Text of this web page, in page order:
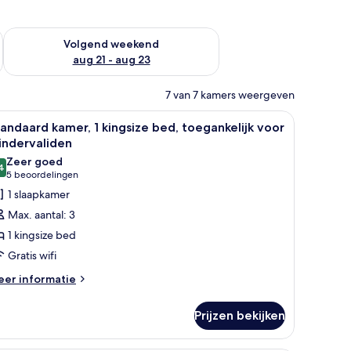
weekend aug 14 - aug 16
Volgend weekend
aug 21 - aug 23
De beschikbaarheid controleren voor volgend weekend aug
7 van 7 kamers weergeven
voorzien van een houten hoofdbord, witte beddengoed en rode kussens
Een hotelkamer met een groot bed, twee
4
kamer, 1 kingsize bed, toegankelijk voor
van 10
Zeer goed
5 beoordelingen
(5
beoordelingen)
1 slaapkamer
Max. aantal: 3
1 kingsize bed
Gratis wifi
informatie
Prijzen bekijken